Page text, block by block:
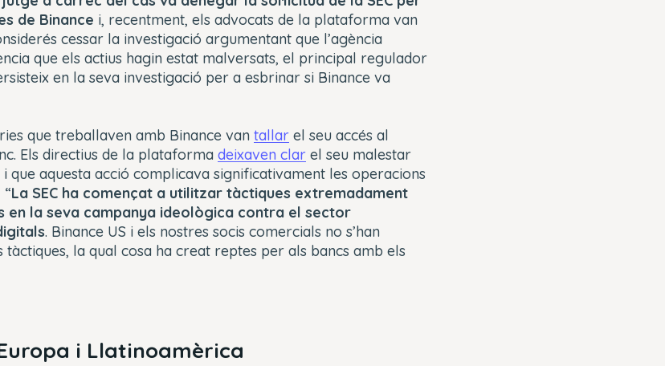
de Binance i, recentment, els advocats de la plataforma van
cessar la investigació argumentant que l’agència
que els actius hagin estat malversats, el principal regulador
en la seva investigació per a esbrinar si Binance va
que treballaven amb Binance van tallar el seu accés al
Els directius de la plataforma deixaven clar el seu malestar
que aquesta acció complicava significativament les operacions
La SEC ha començat a utilitzar tàctiques extremadament
en la seva campanya ideològica contra el sector
. Binance US i els nostres socis comercials no s’han
tàctiques, la qual cosa ha creat reptes per als bancs amb els
i Llatinoamèrica